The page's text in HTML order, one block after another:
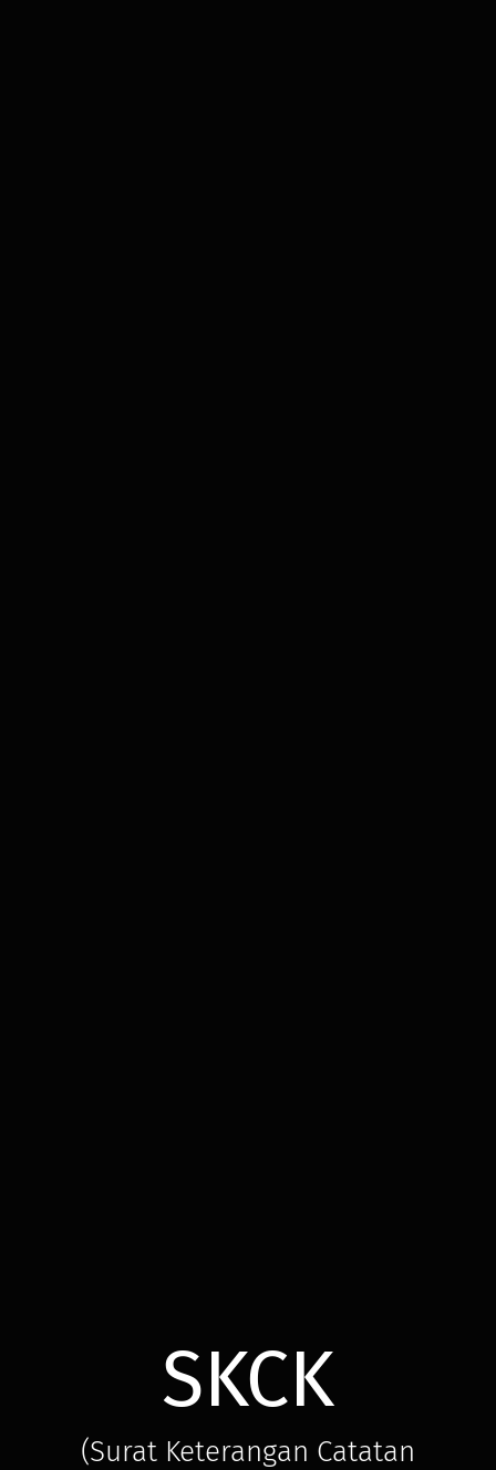
SKCK
(Surat Keterangan Catatan